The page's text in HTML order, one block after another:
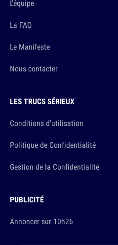
L'équipe
La FAQ
Le Manifeste
Nous contacter
LES TRUCS SÉRIEUX
Conditions d'utilisation
Politique de Confidentialité
Gestion de la Confidentialité
PUBLICITÉ
Annoncer sur 10h26